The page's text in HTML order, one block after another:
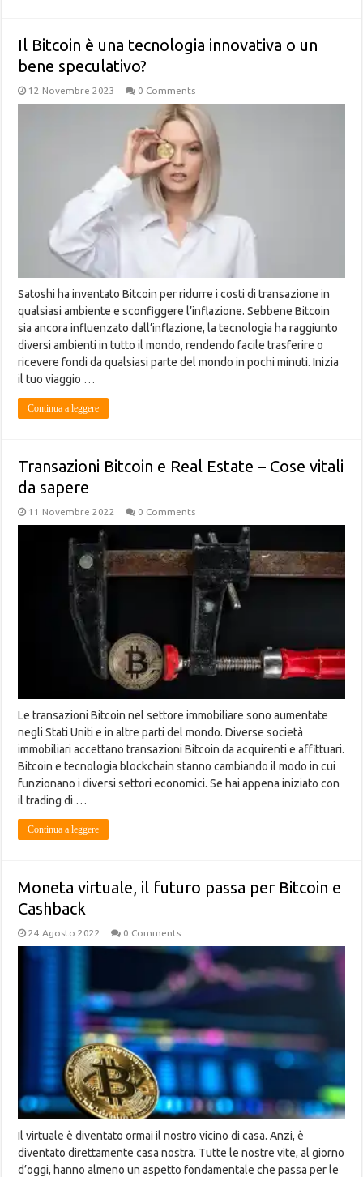
Il Bitcoin è una tecnologia innovativa o un
bene speculativo?
12 Novembre 2023 0 Comments
Satoshi ha inventato Bitcoin per ridurre i costi di transazione in
qualsiasi ambiente e sconfiggere l’inflazione. Sebbene Bitcoin
sia ancora influenzato dall’inflazione, la tecnologia ha raggiunto
diversi ambienti in tutto il mondo, rendendo facile trasferire o
ricevere fondi da qualsiasi parte del mondo in pochi minuti. Inizia
il tuo viaggio …
Continua a leggere
Transazioni Bitcoin e Real Estate – Cose vitali
da sapere
11 Novembre 2022 0 Comments
Le transazioni Bitcoin nel settore immobiliare sono aumentate
negli Stati Uniti e in altre parti del mondo. Diverse società
immobiliari accettano transazioni Bitcoin da acquirenti e affittuari.
Bitcoin e tecnologia blockchain stanno cambiando il modo in cui
funzionano i diversi settori economici. Se hai appena iniziato con
il trading di …
Continua a leggere
Moneta virtuale, il futuro passa per Bitcoin e
Cashback
24 Agosto 2022 0 Comments
Il virtuale è diventato ormai il nostro vicino di casa. Anzi, è
diventato direttamente casa nostra. Tutte le nostre vite, al giorno
d’oggi, hanno almeno un aspetto fondamentale che passa per le